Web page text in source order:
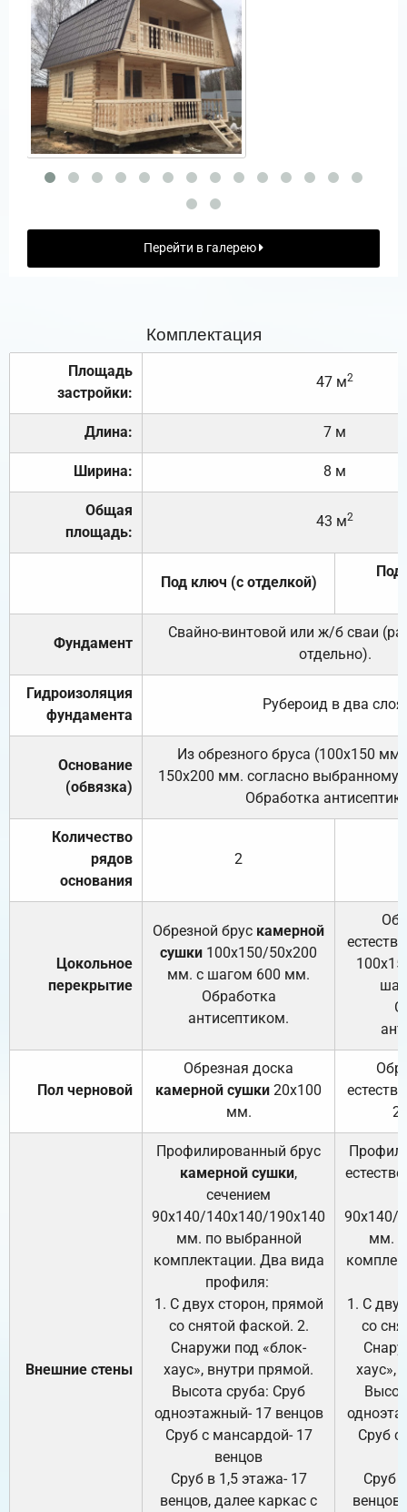
Перейти в галерею
Комплектация
Площадь
застройки:
47 м2
Длина: 7 м
Ширина: 8 м
Общая
площадь:
43 м2
Под ключ (с отделкой)
Под
Фундамент
Свайно-винтовой или ж/б сваи
отдельно).
Гидроизоляция
фундамента
Рубероид в два слоя.
Основание
(обвязка)
Из обрезного бруса (100х150
150х200 мм. согласно выбранному
Обработка
Количество
рядов
основания
2
Цокольное
перекрытие
Обрезной брус камерной
сушки 100х150/50х200
мм. с шагом 600 мм.
Обработка
антисептиком.
Пол черновой
Обрезная доска
камерной сушки 20х100
мм.
Внешние стены
Профилированный брус
камерной сушки,
сечением
90х140/140х140/190х140
мм. по выбранной
комплектации. Два вида
профиля:
1. С двух сторон, прямой
со снятой фаской. 2.
Снаружи под «блок-
хаус», внутри прямой.
Высота сруба: Сруб
одноэтажный- 17 венцов
Сруб с мансардой- 17
венцов
Сруб в 1,5 этажа- 17
венцов, далее каркас с
90х140/
мм.
1. С
со
хаус»,
Сруб с
Сруб